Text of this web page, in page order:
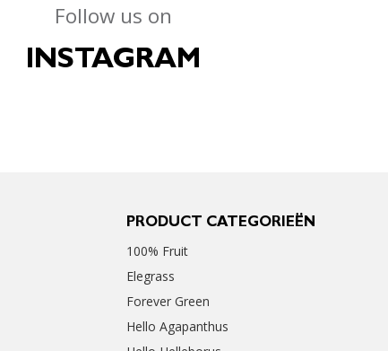
Follow us on
INSTAGRAM
PRODUCT CATEGORIEËN
100% Fruit
Elegrass
Forever Green
Hello Agapanthus